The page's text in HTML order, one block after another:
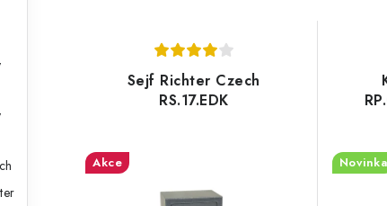
Sejf Richter Czech
RS.17.EDK
Akce Novinka